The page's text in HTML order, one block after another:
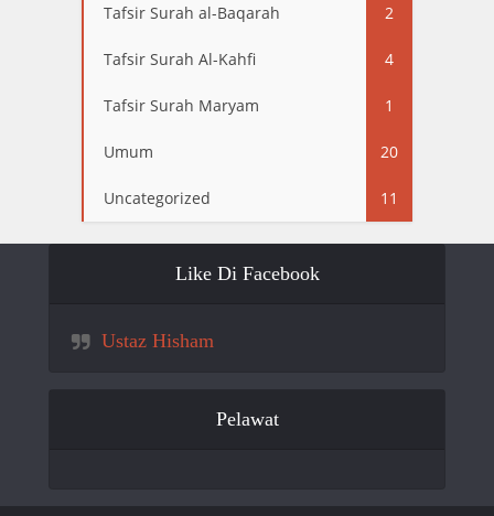
Tafsir Surah al-Baqarah 2
Tafsir Surah Al-Kahfi 4
Tafsir Surah Maryam 1
Umum 20
Uncategorized 11
Like Di Facebook
Ustaz Hisham
Pelawat